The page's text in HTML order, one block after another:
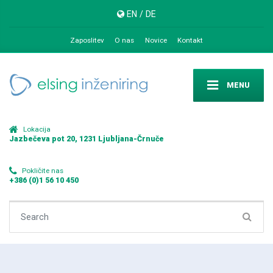
EN / DE
Zaposlitev O nas Novice Kontakt
MENU
Lokacija
Jazbečeva pot 20, 1231 Ljubljana-Črnuče
Pokličite nas
+386 (0)1 56 10 450